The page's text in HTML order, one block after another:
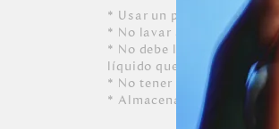
* Usar un paño blanco
* No lavar a máquina, ni
* No debe limpiarse, ni
líquido que contenga
* No tener contacto con
* Almacenar siempre en